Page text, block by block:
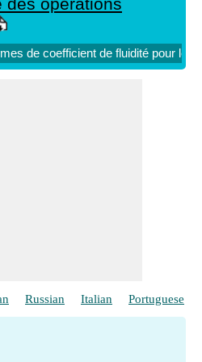
à l'aide de Spericity
du gâteau ​ Aller
de coefficient de fluidité pour les
Russian Italian Portuguese